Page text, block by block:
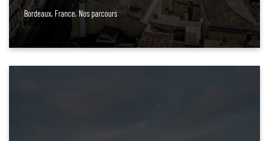
Bordeaux, France, Nos parcours